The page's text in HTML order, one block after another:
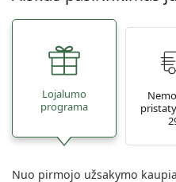
Lojalumo
programa
Nuo pirmojo užsakymo